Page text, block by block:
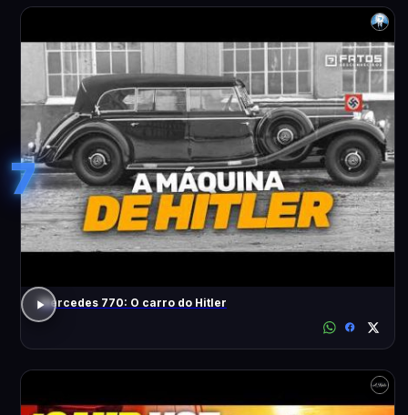
7
Mercedes 770: O carro do Hitler